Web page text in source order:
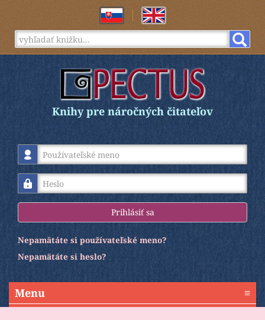
Knihy pre náročných čitateľov
Používateľské meno
Heslo
Prihlásiť sa
Nepamätáte si používateľské meno?
Nepamätáte si heslo?
Menu ≡